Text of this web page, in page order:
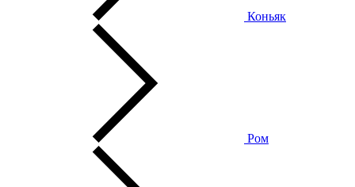
Коньяк
Ром